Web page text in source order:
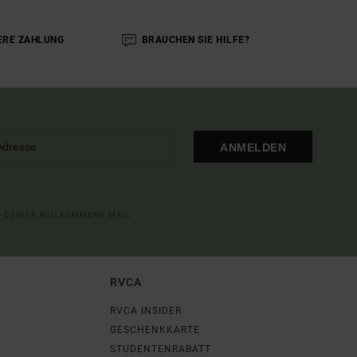
ZAHLUNG BRAUCHEN SIE HILFE?
ANMELDEN
RVCA
RVCA INSIDER
GESCHENKKARTE
STUDENTENRABATT